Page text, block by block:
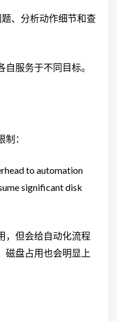
、分析动作细节和查
服务于不同目标。
：
to automation
significant disk
，但会给自动化流程
磁盘占用也会明显上